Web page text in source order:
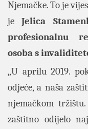
Njemačke. To je
jeJelica
profesionalnu
osoba s
„U aprilu 2019.
odjeće, a naša
njemačkom
zaštitno odijelo